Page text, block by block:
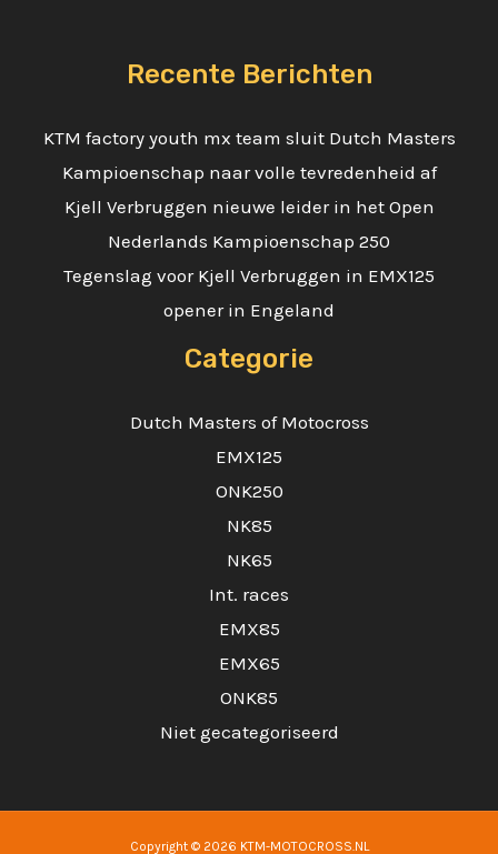
Recente Berichten
KTM factory youth mx team sluit Dutch Masters
Kampioenschap naar volle tevredenheid af
Kjell Verbruggen nieuwe leider in het Open
Nederlands Kampioenschap 250
Tegenslag voor Kjell Verbruggen in EMX125
opener in Engeland
Categorie
Dutch Masters of Motocross
EMX125
ONK250
NK85
NK65
Int. races
EMX85
EMX65
ONK85
Niet gecategoriseerd
Copyright © 2026 KTM-MOTOCROSS.NL